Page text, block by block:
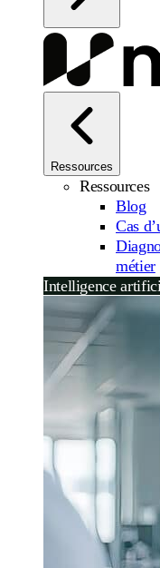
Ressources
Ressources
Blog
Cas
métier
Intelligence